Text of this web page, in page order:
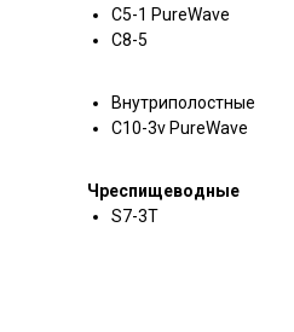
C5-1 PureWave
C8-5
Внутриполостные
С10-3v PureWave
Чреспищеводные
S7-3T